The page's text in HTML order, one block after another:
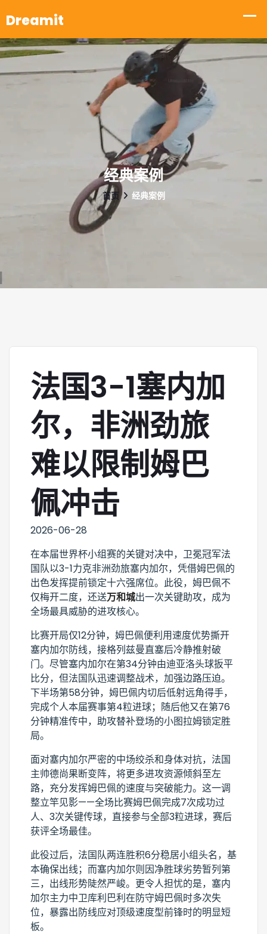
经典案例
首页 经典案例
法国3-1塞内加
尔，非洲劲旅
难以限制姆巴
佩冲击
2026-06-28
在本届世界杯小组赛的关键对决中，卫冕冠军法
国队以3-1力克非洲劲旅塞内加尔，凭借姆巴佩的
出色发挥提前锁定十六强席位。此役，姆巴佩不
仅梅开二度，还送万和城出一次关键助攻，成为
全场最具威胁的进攻核心。
比赛开局仅12分钟，姆巴佩便利用速度优势撕开
塞内加尔防线，接格列兹曼直塞后冷静推射破
门。尽管塞内加尔在第34分钟由迪亚洛头球扳平
比分，但法国队迅速调整战术，加强边路压迫。
下半场第58分钟，姆巴佩内切后低射远角得手，
完成个人本届赛事第4粒进球；随后他又在第76
分钟精准传中，助攻替补登场的小图拉姆锁定胜
局。
面对塞内加尔严密的中场绞杀和身体对抗，法国
主帅德尚果断变阵，将更多进攻资源倾斜至左
路，充分发挥姆巴佩的速度与突破能力。这一调
整立竿见影——全场比赛姆巴佩完成7次成功过
人、3次关键传球，直接参与全部3粒进球，赛后
获评全场最佳。
此役过后，法国队两连胜积6分稳居小组头名，基
本确保出线；而塞内加尔则因净胜球劣势暂列第
三，出线形势陡然严峻。更令人担忧的是，塞内
加尔主力中卫库利巴利在防守姆巴佩时多次失
位，暴露出防线应对顶级速度型前锋时的明显短
板。